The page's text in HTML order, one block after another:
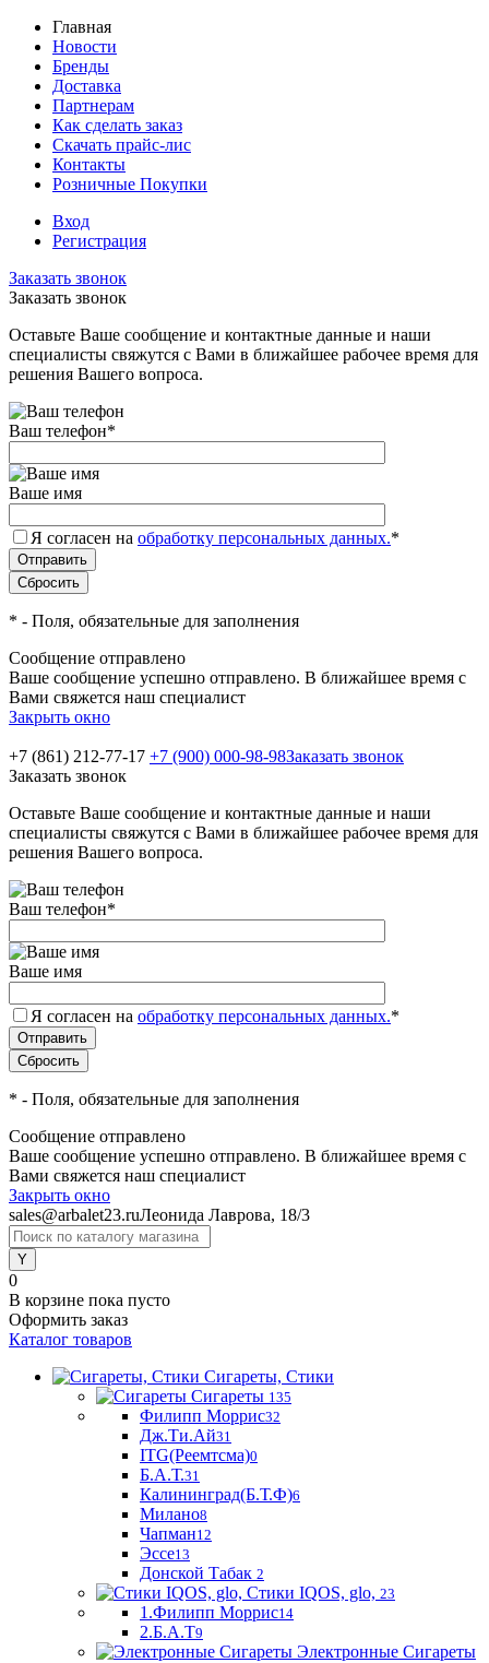
Главная
Новости
Бренды
Доставка
Партнерам
Как сделать заказ
Скачать прайс-лис
Контакты
Розничные Покупки
Вход
Регистрация
Заказать звонок
Заказать звонок
Оставьте Ваше сообщение и контактные данные и наши
специалисты свяжутся с Вами в ближайшее рабочее время для
решения Вашего вопроса.
Ваш телефон*
Ваше имя
Я согласен на обработку персональных данных.*
* - Поля, обязательные для заполнения
Сообщение отправлено
Ваше сообщение успешно отправлено. В ближайшее время с
Вами свяжется наш специалист
Закрыть окно
+7 (861) 212-77-17 +7 (900) 000-98-98Заказать звонок
Заказать звонок
Оставьте Ваше сообщение и контактные данные и наши
специалисты свяжутся с Вами в ближайшее рабочее время для
решения Вашего вопроса.
Ваш телефон*
Ваше имя
Я согласен на обработку персональных данных.*
* - Поля, обязательные для заполнения
Сообщение отправлено
Ваше сообщение успешно отправлено. В ближайшее время с
Вами свяжется наш специалист
Закрыть окно
sales@arbalet23.ruЛеонида Лаврова, 18/3
0
В корзине пока пусто
Оформить заказ
Каталог товаров
Сигареты, Стики
Сигареты 135
Филипп Моррис32
Дж.Ти.Ай31
ITG(Реемтсма)0
Б.А.Т.31
Калининград(Б.Т.Ф)6
Милано8
Чапман12
Эссе13
Донской Табак 2
Стики IQOS, glo, 23
1.Филипп Моррис14
2.Б.А.Т9
Электронные Сигареты